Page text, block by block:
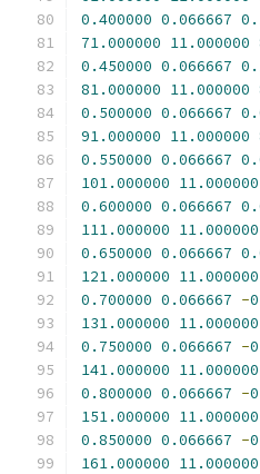
0.400000 0.066667
71.000000 11.000000
0.450000 0.066667
81.000000 11.000000
0.500000 0.066667
91.000000 11.000000
0.550000 0.066667
101.000000 11.000000
0.600000 0.066667
111.000000 11.000000
0.650000 0.066667
121.000000 11.000000
0.700000 0.066667 -
131.000000 11.000000
0.750000 0.066667 -
141.000000 11.000000
0.800000 0.066667 -
151.000000 11.000000
0.850000 0.066667 -
161.000000 11.000000